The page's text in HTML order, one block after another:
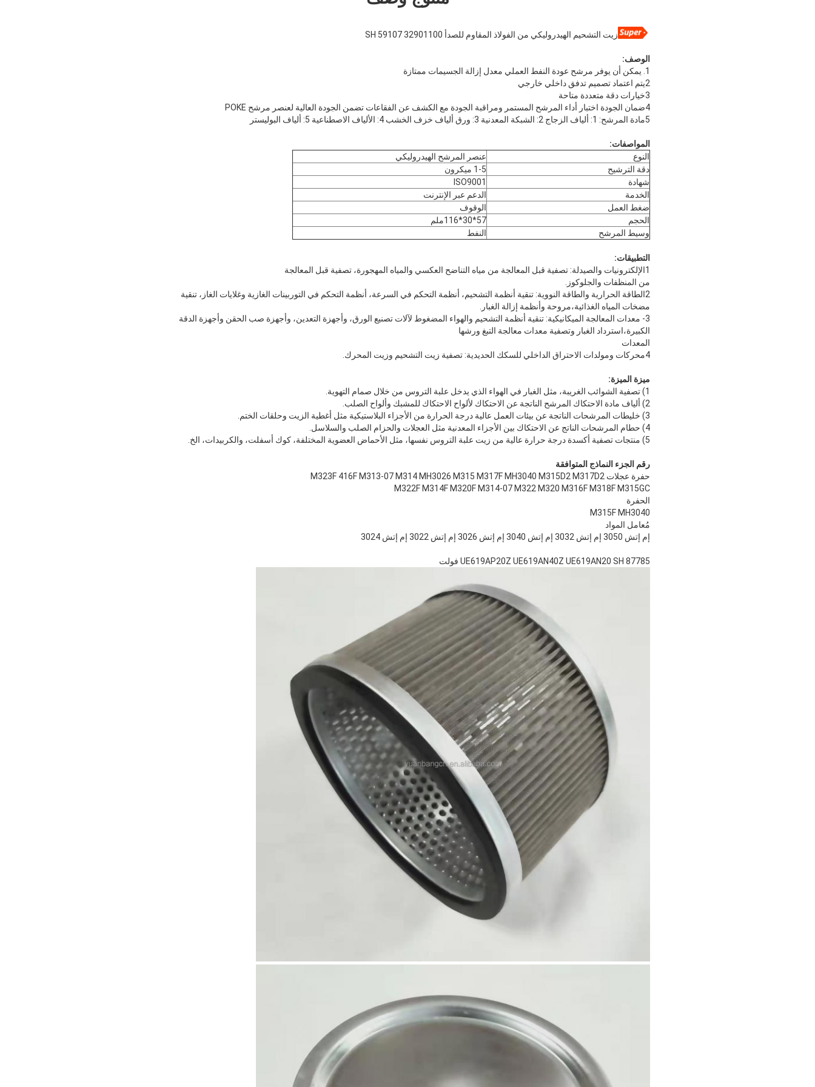
زيت التشحيم الهيدروليكي من الفولاذ المقاوم للصدأ 32901100 SH 59107
الوصف:
1. يمكن أن يوفر مرشح عودة النفط العملي معدل إزالة الجسيمات ممتازة
2يتم اعتماد تصميم تدفق داخلي خارجي
3خيارات دقة متعددة متاحة
4ضمان الجودة اختبار أداء المرشح المستمر ومراقبة الجودة مع الكشف عن الفقاعات تضمن الجودة العالية لعنصر مرشح POKE
5مادة المرشح: 1: ألياف الزجاج 2: الشبكة المعدنية 3: ورق ألياف خزف الخشب 4: الألياف الاصطناعية 5: ألياف البوليستر
المواصفات:
النوع
عنصر المرشح الهيدروليكي
دقة الترشيح
1-5 ميكرون
شهادة
ISO9001
الخدمة
الدعم عبر الإنترنت
ضغط العمل
الوقوف
الحجم
57*30*116ملم
وسيط المرشح
النفط
التطبيقات:
1الإلكترونيات والصيدلة: تصفية قبل المعالجة من مياه التناضح العكسي والمياه المهجورة، تصفية قبل المعالجة
من المنظفات والجلوكوز.
2الطاقة الحرارية والطاقة النووية: تنقية أنظمة التشحيم، أنظمة التحكم في السرعة، أنظمة التحكم في التوربينات الغازية وغلايات الغاز، تنقية
مضخات المياه الغذائية،مروحة وأنظمة إزالة الغبار.
3- معدات المعالجة الميكانيكية: تنقية أنظمة التشحيم والهواء المضغوط لآلات تصنيع الورق، وأجهزة التعدين، وأجهزة صب الحقن وأجهزة الدقة
الكبيرة،استرداد الغبار وتصفية معدات معالجة التبغ ورشها
المعدات
4محركات ومولدات الاحتراق الداخلي للسكك الحديدية: تصفية زيت التشحيم وزيت المحرك.
ميزة الميزة:
1) تصفية الشوائب الغريبة، مثل الغبار في الهواء الذي يدخل علبة التروس من خلال صمام التهوية.
2) ألياف مادة الاحتكاك المرشح الناتجة عن الاحتكاك لألواح الاحتكاك للمشبك وألواح الصلب.
3) خليطات المرشحات الناتجة عن بيئات العمل عالية درجة الحرارة من الأجزاء البلاستيكية مثل أغطية الزيت وحلقات الختم.
4) حطام المرشحات الناتج عن الاحتكاك بين الأجزاء المعدنية مثل العجلات والحزام الصلب والسلاسل.
5) منتجات تصفية أكسدة درجة حرارة عالية من زيت علبة التروس نفسها، مثل الأحماض العضوية المختلفة، كوك أسفلت، والكربيدات، الخ.
رقم الجزء النماذج المتوافقة
حفرة عجلات M323F 416F M313-07 M314 MH3026 M315 M317F MH3040 M315D2 M317D2
M322F M314F M320F M314-07 M322 M320 M316F M318F M315GC
الحفرة
M315F MH3040
مُعامل المواد
إم إتش 3050 إم إتش 3032 إم إتش 3040 إم إتش 3026 إم إتش 3022 إم إتش 3024
UE619AP20Z UE619AN40Z UE619AN20 SH 87785 فولت